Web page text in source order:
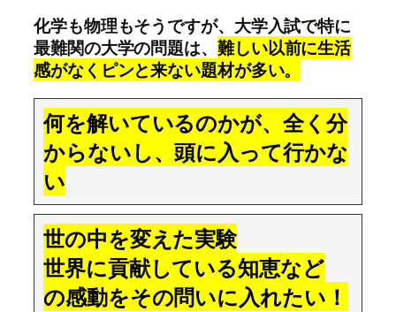
化学も物理もそうですが、大学入試で特に
最難関の大学の問題は、 難しい以前に生活
感がなくピンと来ない題材が多い。
何を解いているのかが、全く分
からないし、頭に入って行かな
い
世の中を変えた実験
世界に貢献している知恵など
の感動をその問いに入れたい！